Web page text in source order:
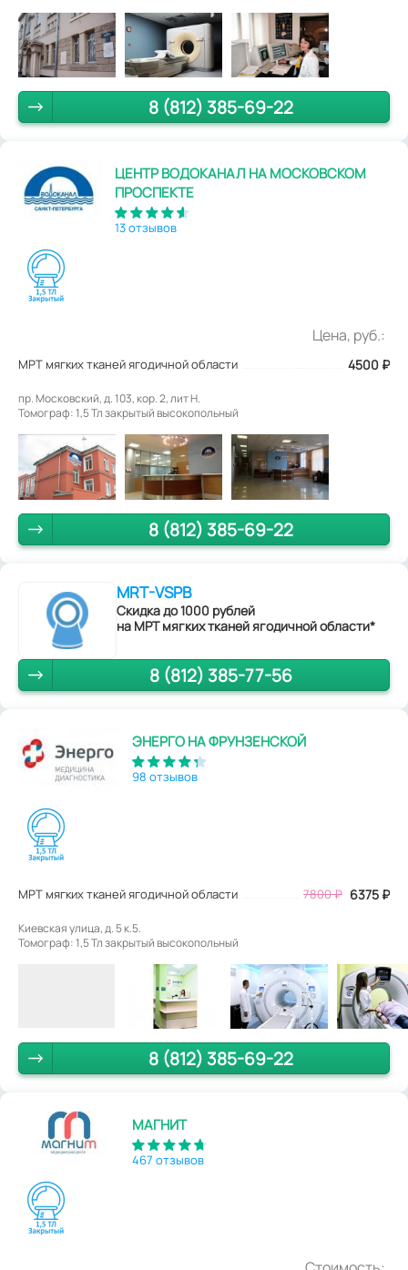
8 (812) 385-69-22
ЦЕНТР ВОДОКАНАЛ НА МОСКОВСКОМ
ПРОСПЕКТЕ
13 отзывов
Цена, руб.:
МРТ мягких тканей ягодичной области 4500 ₽
пр. Московский, д. 103, кор. 2, лит Н.
Томограф: 1,5 Тл закрытый высокопольный
8 (812) 385-69-22
MRT-VSPB
Скидка до 1000 рублей
на МРТ мягких тканей ягодичной области*
8 (812) 385-77-56
ЭНЕРГО НА ФРУНЗЕНСКОЙ
98 отзывов
МРТ мягких тканей ягодичной области 7800₽ 6375 ₽
Киевская улица, д. 5 к.5.
Томограф: 1,5 Тл закрытый высокопольный
8 (812) 385-69-22
МАГНИТ
467 отзывов